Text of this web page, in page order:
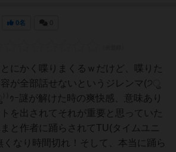
0名
にかく喋りまくるｗだけど、喋りた
が全部話せないというジレンマ(੭ु
ｩｰ謎が解けた時の爽快感、意味あり
を出されてそれが重要と思っていた
と作者に踊らされてTU(タイムユニ
くなり時間切れ！そして、本当に踊ら